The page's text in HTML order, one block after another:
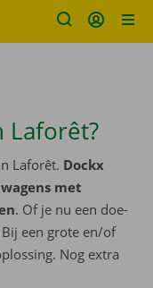
Laforêt?
Laforêt. Dockx
met
. Of je nu een doe-
een grote en/of
Nog extra